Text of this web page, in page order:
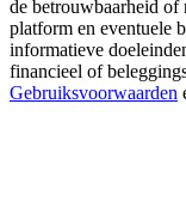
New Listing
Trade New
de betrouwbaarheid
platform en eventuele
informatieve
financieel of
Gebruiksvoorwaarden